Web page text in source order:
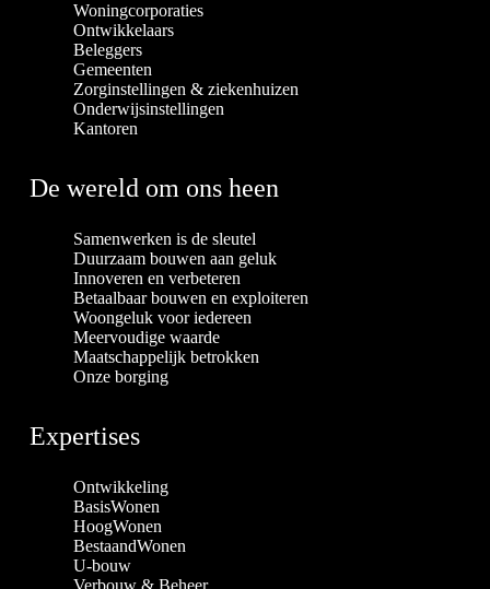
Woningcorporaties
Ontwikkelaars
Beleggers
Gemeenten
Zorginstellingen & ziekenhuizen
Onderwijsinstellingen
Kantoren
De wereld om ons heen
Samenwerken is de sleutel
Duurzaam bouwen aan geluk
Innoveren en verbeteren
Betaalbaar bouwen en exploiteren
Woongeluk voor iedereen
Meervoudige waarde
Maatschappelijk betrokken
Onze borging
Expertises
Ontwikkeling
BasisWonen
HoogWonen
BestaandWonen
U-bouw
Verbouw & Beheer